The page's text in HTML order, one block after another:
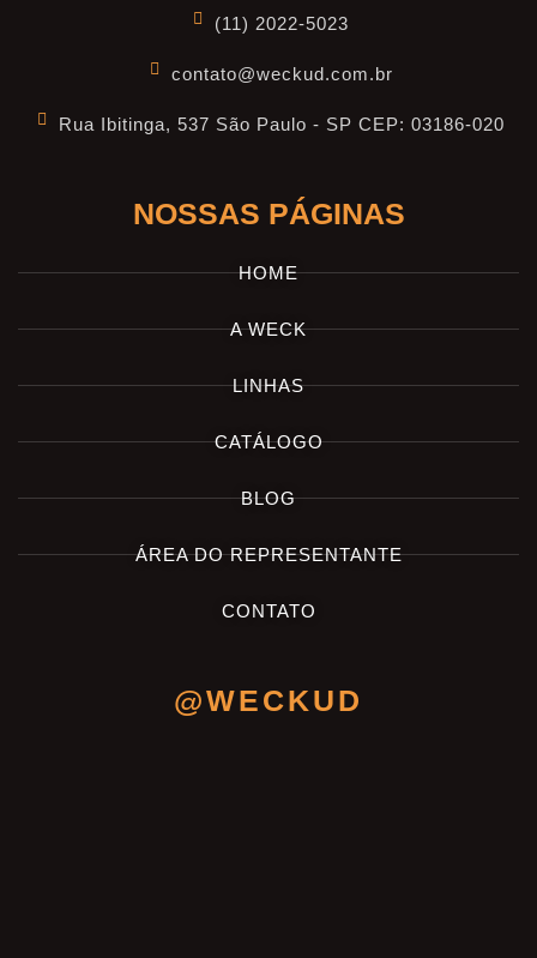
(11) 2022-5023
contato@weckud.com.br
Rua Ibitinga, 537 São Paulo - SP CEP: 03186-020
NOSSAS PÁGINAS
HOME
A WECK
LINHAS
CATÁLOGO
BLOG
ÁREA DO REPRESENTANTE
CONTATO
@WECKUD